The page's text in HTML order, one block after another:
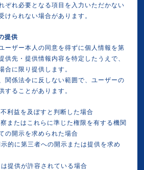
ぞれ必要となる項目を入力いただかない
けられない場合があります。
提供
ーザー本人の同意を得ずに個人情報を第
供先・提供情報内容を特定したうえで、
合に限り提供します。
関係法令に反しない範囲で、ユーザーの
することがあります。
利益を及ぼすと判断した場合
またはこれらに準じた権限を有する機関
の開示を求められた場合
的に第三者への開示または提供を求め
提供が許容されている場合